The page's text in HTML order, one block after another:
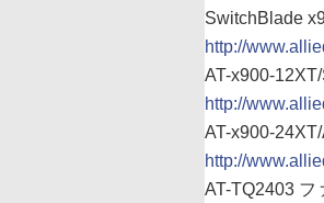
SwitchBlade
http://
AT-x900-
http://
AT-x900-
http://
AT-TQ2403 フ